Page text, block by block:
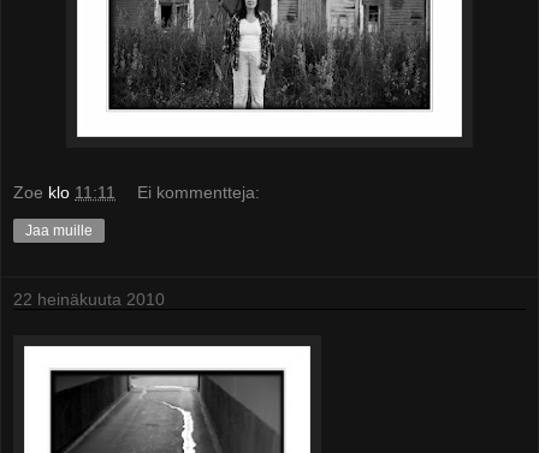
Zoe klo 11:11 Ei kommentteja:
Jaa muille
22 heinäkuuta 2010